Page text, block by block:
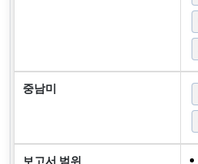
중남미